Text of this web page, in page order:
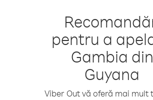
pentru a
Gambia din
Guyana
Viber Out vă oferă mai mult